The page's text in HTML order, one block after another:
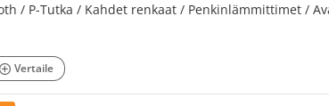
/ P-Tutka / Kahdet renkaat / Penkinlämmittimet /
Vertaile